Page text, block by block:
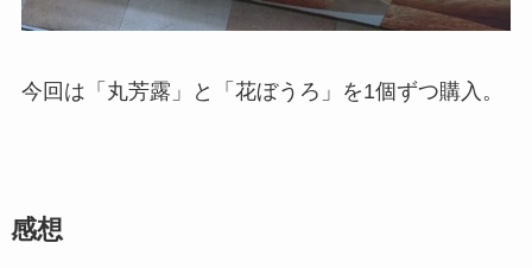
今回は「丸芳露」と「花ぼうろ」を1個ずつ購入。
感想